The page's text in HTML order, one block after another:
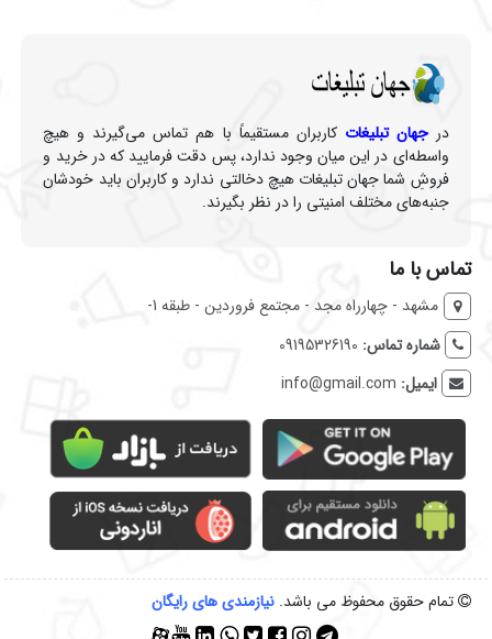
درجهان تبلیغات کاربران مستقیماً با هم تماس می‌گیرند و هیچ
واسطه‌ای در این میان وجود ندارد، پس دقت فرمایید که در خرید و
فروشِ شما جهان تبلیغات هیچ دخالتی ندارد و کاربران باید خودشان
جنبه‌های مختلف امنیتی را در نظر بگیرند.
تماس با ما
مشهد - چهارراه مجد - مجتمع فروردین - طبقه 1-
شماره تماس: 09195326190
ایمیل: info@gmail.com
تمام حقوق محفوظ می باشد.نیازمندی‌ های رایگان